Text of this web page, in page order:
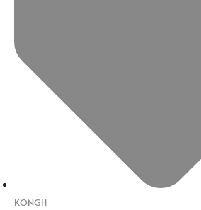
KONGH